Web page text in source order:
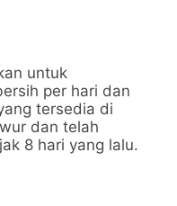
untuk
per hari dan
tersedia di
dan telah
8 hari yang lalu.